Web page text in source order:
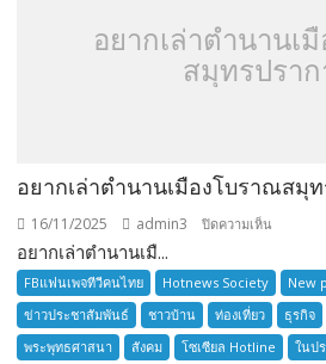
อยากเล่าตำนานเ
สมุทรปราก
อยากเล่าตำนานเมืองโบราณสมุ
16/11/2025 admin3 ปิดความเห็น
เล่า
ตำนาน
เมือง
โบราณ
อยากเล่าตำนานเมื...
FBแฟนเพจทีวีคนไทย Hotnews Society New
ข่าวประชาสัมพันธ์
ชาวบ้าน ท่องเที่ยว ธุรกิจ
พระพุทธศาสนา
สังคม โซเซียล Hotline ในป